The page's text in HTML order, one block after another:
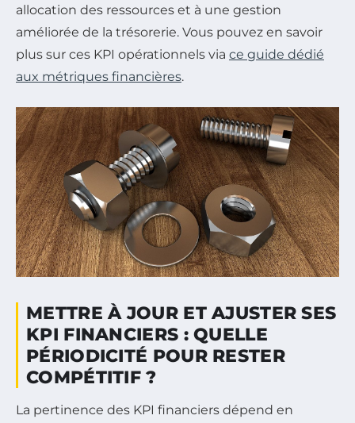
allocation des ressources et à une gestion
améliorée de la trésorerie. Vous pouvez en savoir
plus sur ces KPI opérationnels via ce guide dédié
aux métriques financières.
METTRE À JOUR ET AJUSTER SES
KPI FINANCIERS : QUELLE
PÉRIODICITÉ POUR RESTER
COMPÉTITIF ?
La pertinence des KPI financiers dépend en